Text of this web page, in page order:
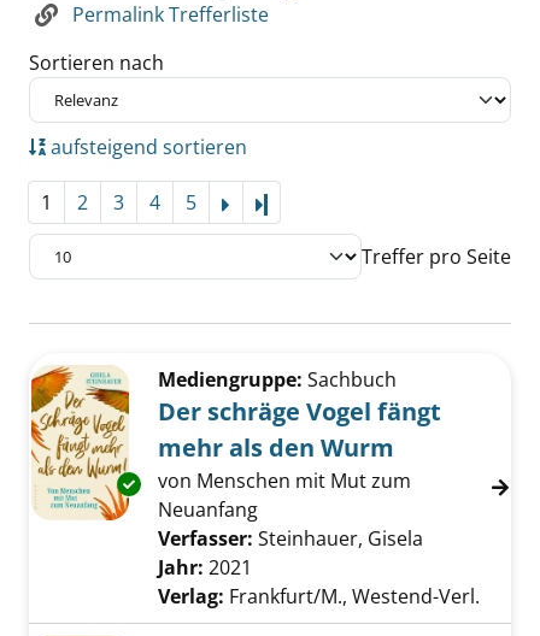
Permalink Trefferliste
Sortieren nach
aufsteigend sortieren
1 2 3 4 5
Treffer pro Seite
Zu den Suchfiltern springen
Exemplar-Details von Der schräge Vogel
Mediengruppe: Sachbuch
Der schräge Vogel fängt
mehr als den Wurm
von Menschen mit Mut zum
Neuanfang
Verfasser: Steinhauer, Gisela
Jahr: 2021
Verlag: Frankfurt/M., Westend-Verl.